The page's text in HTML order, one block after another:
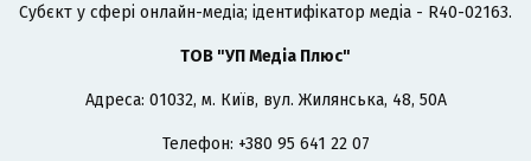
Cубєкт у сфері онлайн-медіа; ідентифікатор медіа - R40-02163.
ТОВ "УП Медіа Плюс"
Адреса: 01032, м. Київ, вул. Жилянська, 48, 50А
Телефон: +380 95 641 22 07